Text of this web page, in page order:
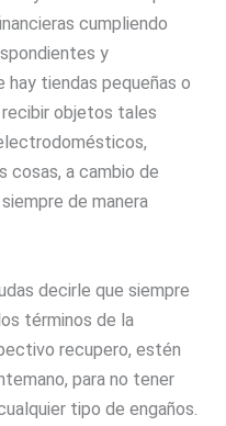
cumpliendo
y
hay tiendas pequeñas o
objetos tales
cosas, a cambio de
de manera
decirle que siempre
términos de la
recupero, estén
para no tener
tipo de engaños.